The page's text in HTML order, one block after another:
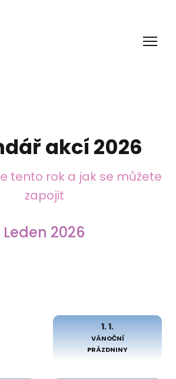
akcí 2026
tento rok a jak se můžete
zapojit
Leden 2026
1. 1.
VÁNOČNÍ
PRÁZDNINY